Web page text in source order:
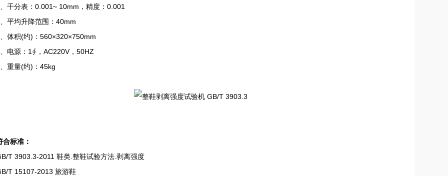
分表：0.001~ 10mm，精度：0.001
均升降范围：40mm
积(约)：560×320×750mm
源：1∮，AC220V，50HZ
量(约)：45kg
合标准：
3903.3-2011 鞋类.整鞋试验方法.剥离强度
15107-2013 旅游鞋